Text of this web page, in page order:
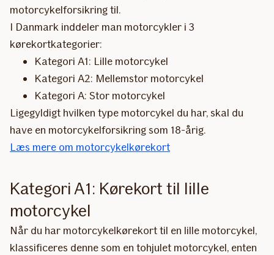
motorcykelforsikring til.
I Danmark inddeler man motorcykler i 3
kørekortkategorier:
Kategori A1: Lille motorcykel
Kategori A2: Mellemstor motorcykel
Kategori A: Stor motorcykel
Ligegyldigt hvilken type motorcykel du har, skal du
have en motorcykelforsikring som 18-årig.
Læs mere om motorcykelkørekort
Kategori A1: Kørekort til lille
motorcykel
Når du har motorcykelkørekort til en lille motorcykel,
klassificeres denne som en tohjulet motorcykel, enten